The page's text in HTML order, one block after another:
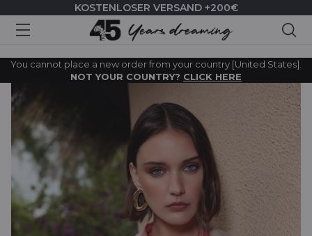
KOSTENLOSER VERSAND +200€
You cannot place a new order from your country [United States].
NOT YOUR COUNTRY? CLICK HERE